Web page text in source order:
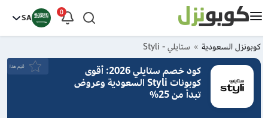
0
SA
كوبونزل السعودية ستايلي - Styli
كود خصم ستايلي 2026: أقوى
كوبونات Styli السعودية وعروض
تبدأ من 25%
قيَم هذا